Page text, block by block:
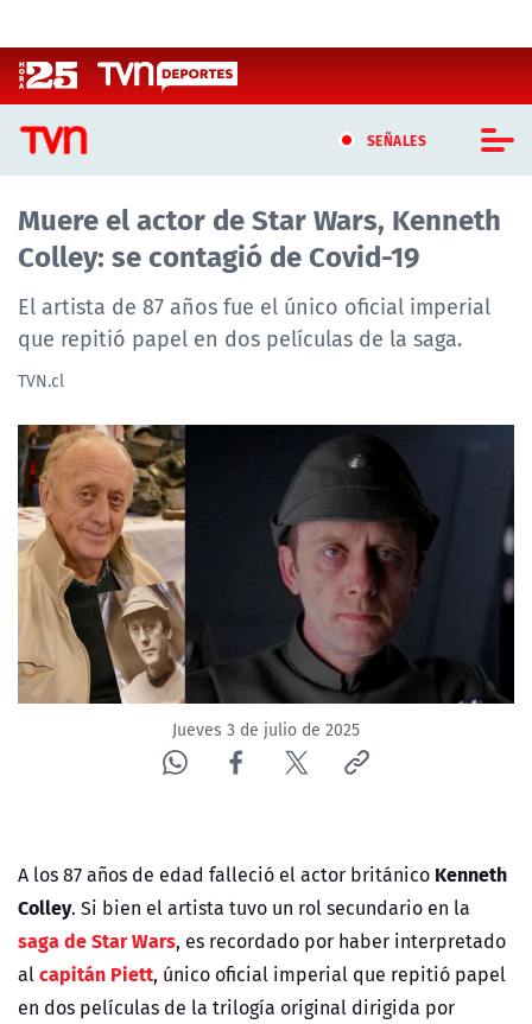
SEÑALES
CASTING MASTERCHEF CHILE
CASTING TVN VERTICAL
TVN VERTICAL
TVN PLAY
PROGRAMAS
TELESERIES
NTV
ACTUALIDAD Y TENDENCIAS
CORPORATIVO Y TRANSPARENCIA
CANAL DE DENUNCIAS
Muere el actor de Star Wars, Kenneth
Colley: se contagió de Covid-19
El artista de 87 años fue el único oficial imperial
que repitió papel en dos películas de la saga.
TVN.cl
Jueves 3 de julio de 2025
A los 87 años de edad falleció el actor británico Kenneth
Colley. Si bien el artista tuvo un rol secundario en la
saga de Star Wars, es recordado por haber interpretado
alcapitán Piett, único oficial imperial que repitió papel
en dos películas de la trilogía original dirigida por